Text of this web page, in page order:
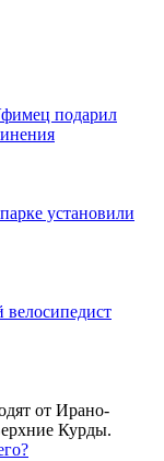
подарил
установили
велосипедист
от Ирано-
Курды.